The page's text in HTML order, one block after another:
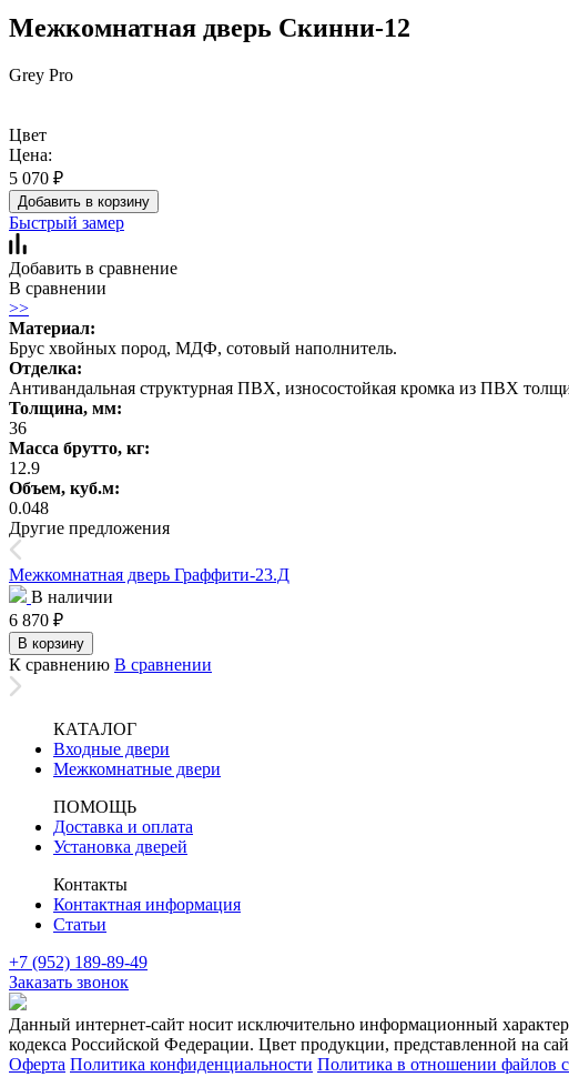
Межкомнатная дверь Скинни-12
Grey Pro
Цвет
Цена:
5 070 ₽
Добавить в корзину
Быстрый замер
Добавить в сравнение
В сравнении
>>
Материал:
Брус хвойных пород, МДФ, сотовый наполнитель.
Отделка:
Антивандальная структурная ПВХ, износостойкая кромка из ПВХ
Толщина, мм:
36
Масса брутто, кг:
12.9
Объем, куб.м:
0.048
Другие предложения
Межкомнатная дверь Граффити-23.Д
В наличии
6 870 ₽
В корзину
К сравнению В сравнении
КАТАЛОГ
Входные двери
Межкомнатные двери
ПОМОЩЬ
Доставка и оплата
Установка дверей
Контакты
Контактная информация
Статьи
+7 (952) 189-89-49
Заказать звонок
Данный интернет-сайт носит исключительно информационный
кодекса Российской Федерации. Цвет продукции, представленной на
Оферта Политика конфиденциальности Политика в отношении файлов